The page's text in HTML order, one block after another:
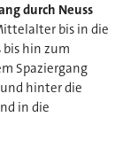
durch Neuss
bis in die
bis hin zum
Spaziergang
hinter die
in die